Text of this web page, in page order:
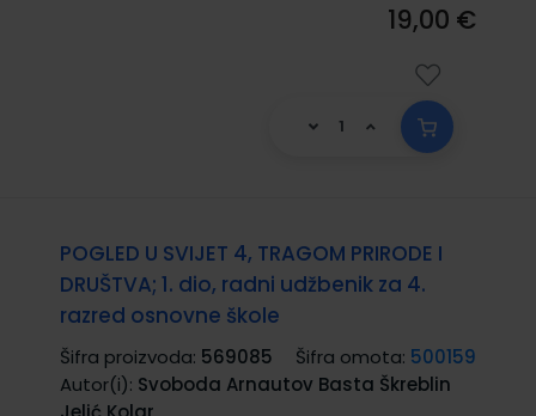
19,00 €
POGLED U SVIJET 4, TRAGOM PRIRODE I
DRUŠTVA; 1. dio, radni udžbenik za 4.
razred osnovne škole
Šifra proizvoda: 569085 Šifra omota: 500159
Autor(i): Svoboda Arnautov Basta Škreblin